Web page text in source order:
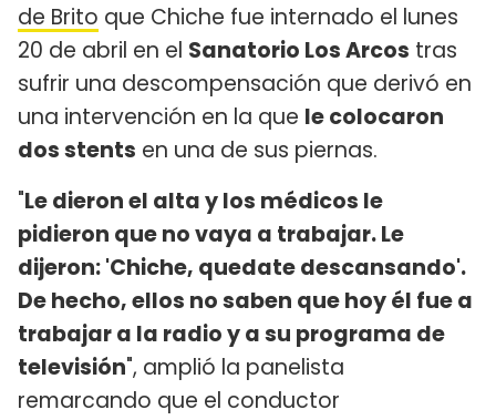
de Brito que Chiche fue internado el lunes
20 de abril en el Sanatorio Los Arcos tras
sufrir una descompensación que derivó en
una intervención en la que le colocaron
dos stents en una de sus piernas.
"Le dieron el alta y los médicos le
pidieron que no vaya a trabajar. Le
dijeron: 'Chiche, quedate descansando'.
De hecho, ellos no saben que hoy él fue a
trabajar a la radio y a su programa de
televisión", amplió la panelista
remarcando que el conductor